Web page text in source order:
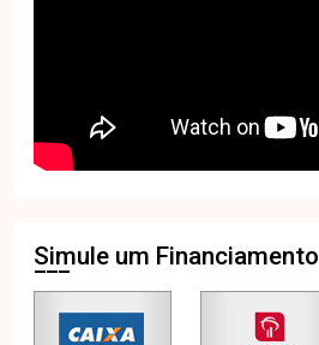
Simule um Financiamento